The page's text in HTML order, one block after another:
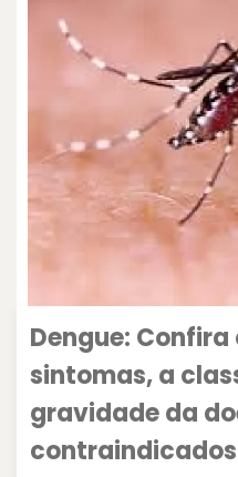
Dengue:
sintomas, a
gravidade da
contraindicados